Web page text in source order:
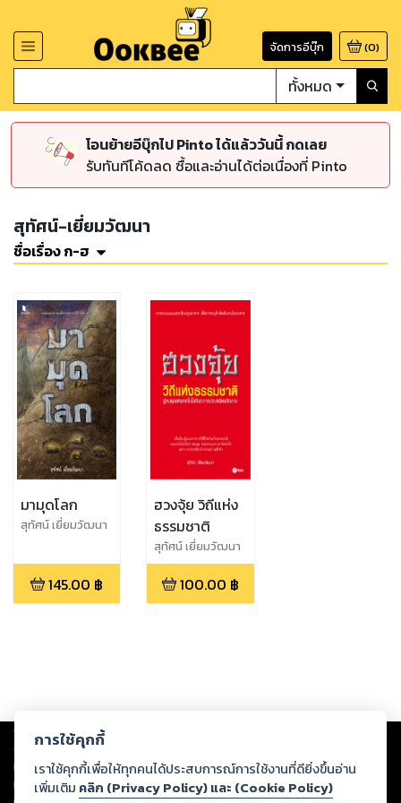
จัดการอีบุ๊ก (0)
ทั้งหมด
โอนย้ายอีบุ๊กไป Pinto ได้แล้ววันนี้ กดเลย
รับทันทีโค้ดลด ซื้อและอ่านได้ต่อเนื่องที่ Pinto
สุทัศน์-เยี่ยมวัฒนา
ชื่อเรื่อง ก-ฮ
มามุดโลก
สุทัศน์ เยี่ยมวัฒนา
145.00 ฿
ฮวงจุ้ย วิถีแห่ง
ธรรมชาติ
สุทัศน์ เยี่ยมวัฒนา
100.00 ฿
Copyright © 2026
ต่อผลงานหรือเนื้อหาใดที่อัปโหลดผ่านเว็บไซต์และปรากฏว่าละเมิดสิทธิใน
ทรัพย์สินทางปัญญาของบุคคลอื่นหรือขัดต่อกฎหมายและศีลธรรม ดังนั้น ผู้อ่าน
ทุกท่านโปรดใช้วิจารณญาณในการกลั่นกรองด้วยตนเอง และหากท่านพบว่าส่วน
การใช้คุกกี้
เราใช้คุกกี้เพื่อให้ทุกคนได้ประสบการณ์การใช้งานที่ดียิ่งขึ้นอ่าน
เพิ่มเติม คลิก (Privacy Policy) และ (Cookie Policy)